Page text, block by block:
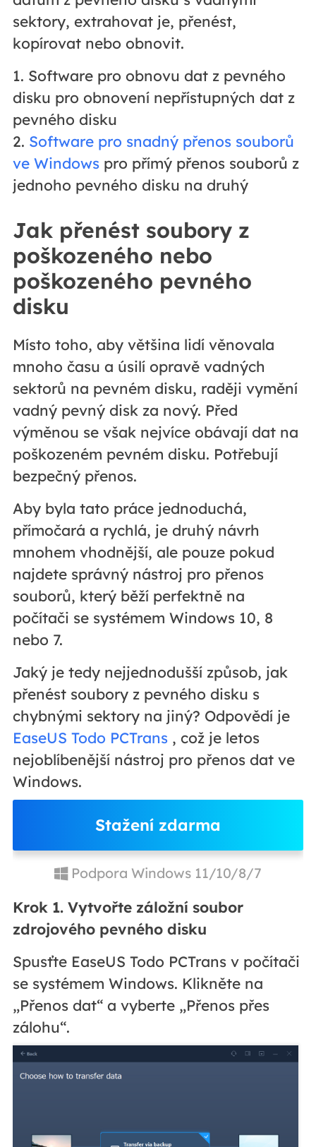
sektory, extrahovat je, přenést,
kopírovat nebo obnovit.
1. Software pro obnovu dat z pevného
disku pro obnovení nepřístupných dat z
pevného disku
2. Software pro snadný přenos souborů
ve Windows pro přímý přenos souborů z
jednoho pevného disku na druhý
Jak přenést soubory z
poškozeného nebo
poškozeného pevného
disku
Místo toho, aby většina lidí věnovala
mnoho času a úsilí opravě vadných
sektorů na pevném disku, raději vymění
vadný pevný disk za nový. Před
výměnou se však nejvíce obávají dat na
poškozeném pevném disku. Potřebují
bezpečný přenos.
Aby byla tato práce jednoduchá,
přímočará a rychlá, je druhý návrh
mnohem vhodnější, ale pouze pokud
najdete správný nástroj pro přenos
souborů, který běží perfektně na
počítači se systémem Windows 10, 8
nebo 7.
Jaký je tedy nejjednodušší způsob, jak
přenést soubory z pevného disku s
chybnými sektory na jiný? Odpovědí je
EaseUS Todo PCTrans , což je letos
nejoblíbenější nástroj pro přenos dat ve
Windows.
Stažení zdarma
Podpora Windows 11/10/8/7
Krok 1. Vytvořte záložní soubor
zdrojového pevného disku
Spusťte EaseUS Todo PCTrans v počítači
se systémem Windows. Klikněte na
„Přenos dat“ a vyberte „Přenos přes
zálohu“.